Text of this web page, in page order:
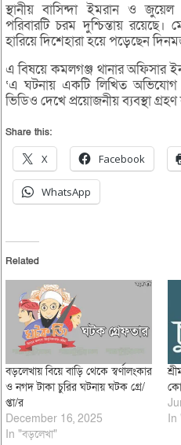
স্থানীয় বাসিন্দা ইমরান ও
পরিবারটি চরম দুশ্চিন্তায়
হারিয়ে দিশেহারা হয়ে পড়েছেন
এ বিষয়ে কমলগঞ্জ থানার অফিসার
‘এ ঘটনায় একটি লিখিত অভিযোগ
ভিডিও দেখে প্রয়োজনীয় ব্যবস্থা গ্রহণ
Share this:
X Facebook
WhatsApp
Related
বড়লেখায় বিয়ে বাড়ি থেকে স্বর্ণালংকার
ও নগদ টাকা চুরির ঘটনায় ঘটক গ্রে/
প্তা/র
December 16, 2025
In "বড়লেখা"
In